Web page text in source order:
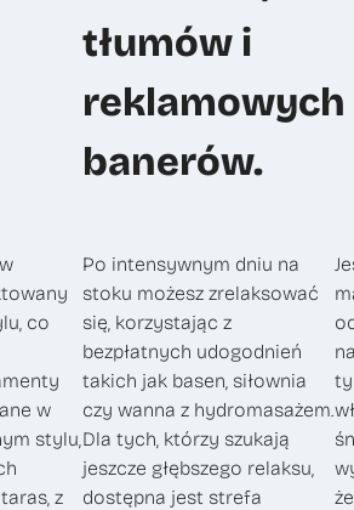
tłumów i
reklamowych
banerów.
co
w
stylu,
z
Po intensywnym dniu na
stoku możesz zrelaksować
się, korzystając z
bezpłatnych udogodnień
takich jak basen, siłownia
czy wanna z hydromasażem.
Dla tych, którzy szukają
jeszcze głębszego relaksu,
dostępna jest strefa
że